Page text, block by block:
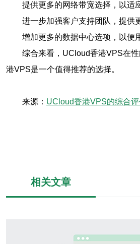
提供更多的网络带宽选择，以适
进一步加强客户支持团队，提供
增加更多的数据中心选项，以便
综合来看，UCloud香港VPS在
港VPS是一个值得推荐的选择。
来源： UCloud香港VPS的综合评
相关文章